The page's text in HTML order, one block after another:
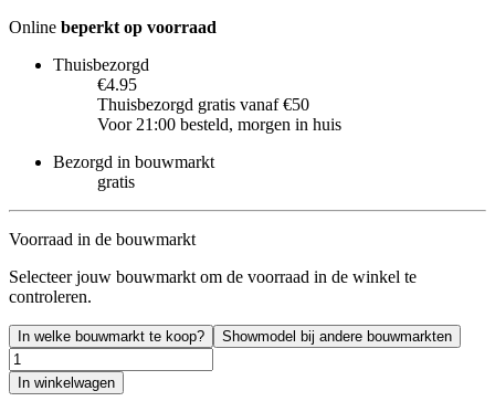
Online beperkt op voorraad
Thuisbezorgd
€4.95
Thuisbezorgd gratis vanaf €50
Voor 21:00 besteld, morgen in huis
Bezorgd in bouwmarkt
gratis
Voorraad in de bouwmarkt
Selecteer jouw bouwmarkt om de voorraad in de winkel te
controleren.
In welke bouwmarkt te koop? Showmodel bij andere bouwmarkten
In winkelwagen